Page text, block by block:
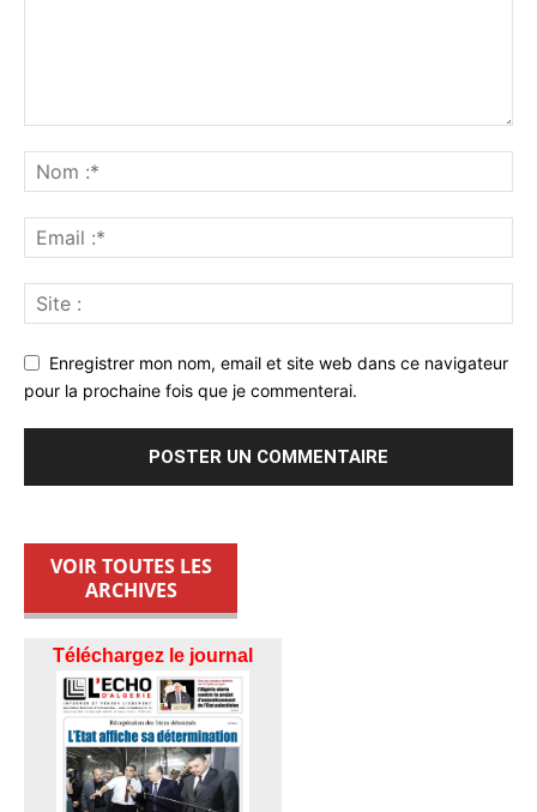
Enregistrer mon nom, email et site web dans ce navigateur
pour la prochaine fois que je commenterai.
VOIR TOUTES LES
ARCHIVES